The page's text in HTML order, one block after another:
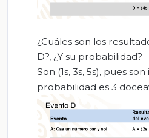
¿Cuáles son los
D?, ¿Y su probabilidad?
Son (1s, 3s, 5s), pues
probabilidad es 3